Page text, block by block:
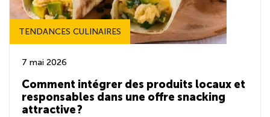
TENDANCES CULINAIRES
7 mai 2026
Comment intégrer des produits locaux et
responsables dans une offre snacking
attractive ?